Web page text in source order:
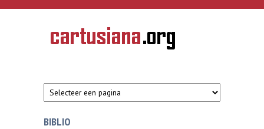
Overslaan en naar de inhoud gaan
CARTUSIANA
Geschiedenis
van de
BIBLIO